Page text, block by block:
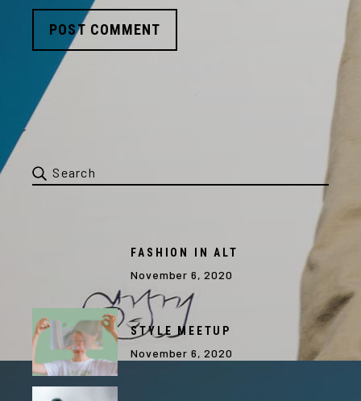
POST COMMENT
FASHION IN ALT
November 6, 2020
STYLE MEETUP
November 6, 2020